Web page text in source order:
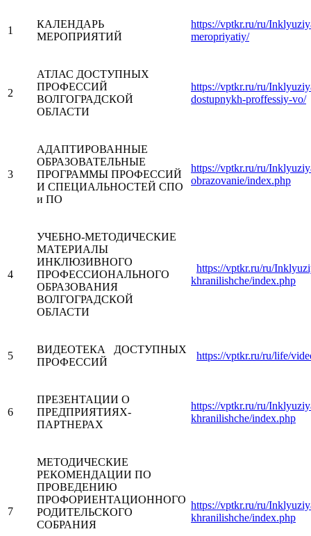
1
КАЛЕНДАРЬ
МЕРОПРИЯТИЙ
https://vptkr.ru/ru/
meropriyatiy/
2
АТЛАС ДОСТУПНЫХ
ПРОФЕССИЙ
ВОЛГОГРАДСКОЙ
ОБЛАСТИ
https://vptkr.ru/ru/
dostupnykh-proffessiy-vo/
3
АДАПТИРОВАННЫЕ
ОБРАЗОВАТЕЛЬНЫЕ
ПРОГРАММЫ ПРОФЕССИЙ
И СПЕЦИАЛЬНОСТЕЙ СПО
и ПО
https://vptkr.ru/ru/
obrazovanie/index.php
4
УЧЕБНО-МЕТОДИЧЕСКИЕ
МАТЕРИАЛЫ
ИНКЛЮЗИВНОГО
ПРОФЕССИОНАЛЬНОГО
ОБРАЗОВАНИЯ
ВОЛГОГРАДСКОЙ
ОБЛАСТИ
https://vptkr.ru/ru/
khranilishche/index.php
5
ВИДЕОТЕКА ДОСТУПНЫХ
ПРОФЕССИЙ
https://vptkr.ru/ru/life/
6
ПРЕЗЕНТАЦИИ О
ПРЕДПРИЯТИЯХ-
ПАРТНЕРАХ
https://vptkr.ru/ru/
khranilishche/index.php
7
МЕТОДИЧЕСКИЕ
РЕКОМЕНДАЦИИ ПО
ПРОВЕДЕНИЮ
ПРОФОРИЕНТАЦИОННОГО
РОДИТЕЛЬСКОГО
СОБРАНИЯ
https://vptkr.ru/ru/
khranilishche/index.php